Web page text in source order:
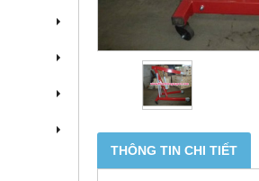
THÔNG TIN CHI TIẾT